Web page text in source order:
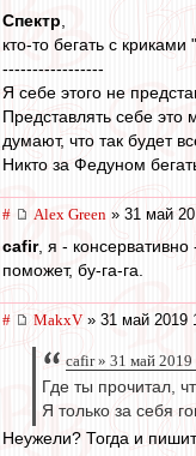
Спектр
кто-то бегать с
-----------------
Я себе этого не
Представлять себе
думают, что так будет
Никто за Федуном
# Alex Green » 31 май
cafir, я -
поможет, бу-га-га.
# MakxV » 31 май 2019
cafir » 31 май
Где ты прочитал,
Я только за себя
Неужели? Тогда и